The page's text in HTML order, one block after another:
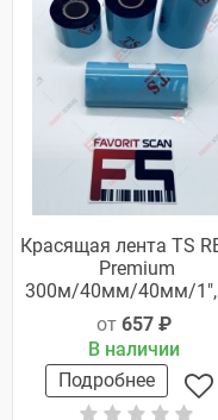
Красящая лента TS
Premium
300м/40мм/40мм/1",
от 657 ₽
В наличии
Подробнее